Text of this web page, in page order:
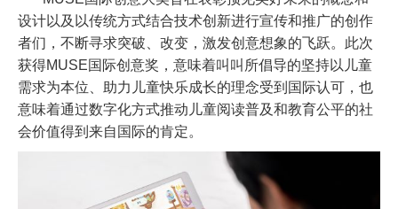
设计以及以传统方式结合技术创新进行宣传和推广的创作
者们，不断寻求突破、改变，激发创意想象的飞跃。此次
获得MUSE国际创意奖，意味着叫叫所倡导的坚持以儿童
需求为本位、助力儿童快乐成长的理念受到国际认可，也
意味着通过数字化方式推动儿童阅读普及和教育公平的社
会价值得到来自国际的肯定。